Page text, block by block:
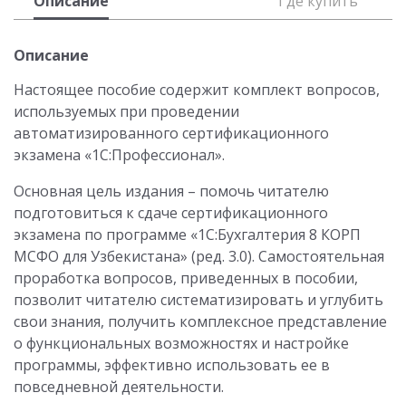
Описание
Настоящее пособие содержит комплект вопросов,
используемых при проведении
автоматизированного сертификационного
экзамена «1С:Профессионал».
Основная цель издания – помочь читателю
подготовиться к сдаче сертификационного
экзамена по программе «1С:Бухгалтерия 8 КОРП
МСФО для Узбекистана» (ред. 3.0). Самостоятельная
проработка вопросов, приведенных в пособии,
позволит читателю систематизировать и углубить
свои знания, получить комплексное представление
о функциональных возможностях и настройке
программы, эффективно использовать ее в
повседневной деятельности.